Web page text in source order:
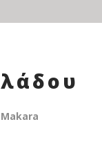
Makara